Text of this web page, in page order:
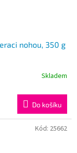
nohou, 350 g
Skladem
Do košíku
Kód: 25662